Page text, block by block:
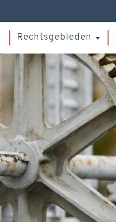
Rechtsgebieden